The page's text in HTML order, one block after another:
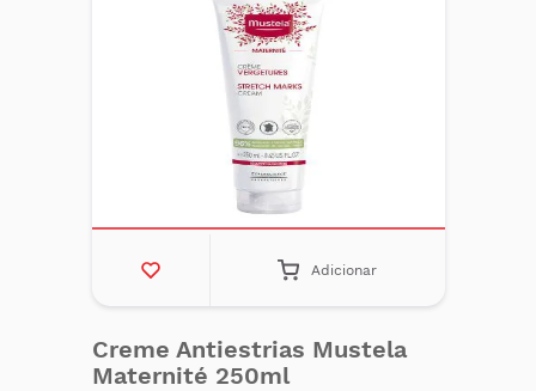
Adicionar
Creme Antiestrias Mustela
Maternité 250ml